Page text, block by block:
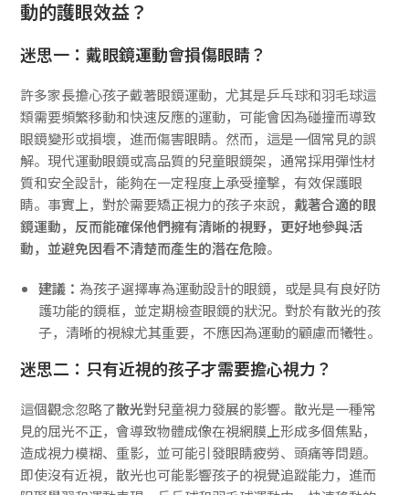
動的護眼效益？
迷思一：戴眼鏡運動會損傷眼睛？
許多家長擔心孩子戴著眼鏡運動，尤其是乒乓球和羽毛球這
類需要頻繁移動和快速反應的運動，可能會因為碰撞而導致
眼鏡變形或損壞，進而傷害眼睛。然而，這是一個常見的誤
解。現代運動眼鏡或高品質的兒童眼鏡架，通常採用彈性材
質和安全設計，能夠在一定程度上承受撞擊，有效保護眼
睛。事實上，對於需要矯正視力的孩子來說，戴著合適的眼
鏡運動，反而能確保他們擁有清晰的視野，更好地參與活
動，並避免因看不清楚而產生的潛在危險。
建議：為孩子選擇專為運動設計的眼鏡，或是具有良好防
護功能的鏡框，並定期檢查眼鏡的狀況。對於有散光的孩
子，清晰的視線尤其重要，不應因為運動的顧慮而犧牲。
迷思二：只有近視的孩子才需要擔心視力？
這個觀念忽略了散光對兒童視力發展的影響。散光是一種常
見的屈光不正，會導致物體成像在視網膜上形成多個焦點，
造成視力模糊、重影，並可能引發眼睛疲勞、頭痛等問題。
即使沒有近視，散光也可能影響孩子的視覺追蹤能力，進而